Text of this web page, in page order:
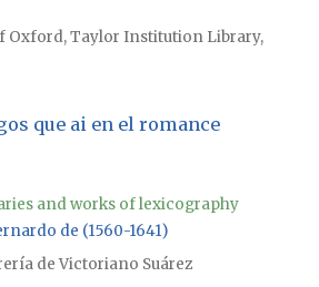
Oxford, Taylor Institution Library,
que ai en el romance
and works of lexicography
de (1560-1641)
de Victoriano Suárez